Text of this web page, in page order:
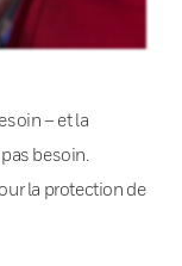
– et la
besoin.
la protection de